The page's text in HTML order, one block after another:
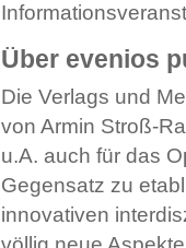
Über evenios
Die Verlags und
von Armin Stroß-
u.A. auch für das
Gegensatz zu
innovativen